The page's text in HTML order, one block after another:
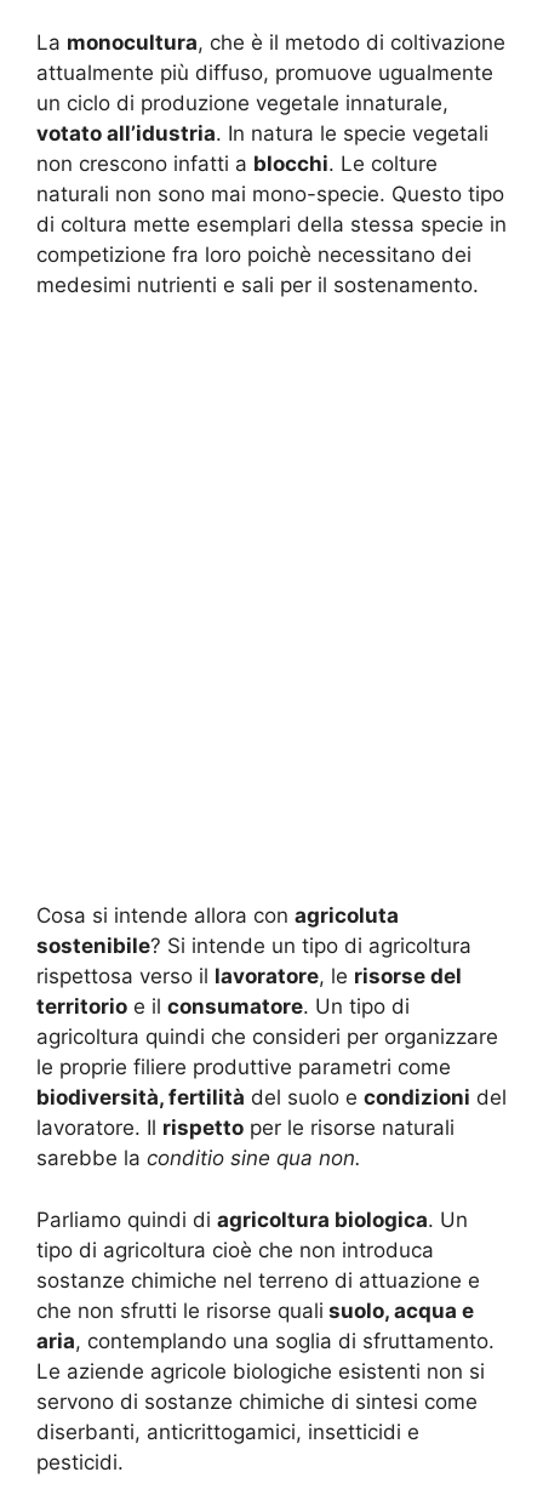
La monocultura, che è il metodo di coltivazione
attualmente più diffuso, promuove ugualmente
un ciclo di produzione vegetale innaturale,
votato all’idustria. In natura le specie vegetali
non crescono infatti a blocchi. Le colture
naturali non sono mai mono-specie. Questo tipo
di coltura mette esemplari della stessa specie in
competizione fra loro poichè necessitano dei
medesimi nutrienti e sali per il sostenamento.
Cosa si intende allora con agricoluta
sostenibile? Si intende un tipo di agricoltura
rispettosa verso il lavoratore, le risorse del
territorio e il consumatore. Un tipo di
agricoltura quindi che consideri per organizzare
le proprie filiere produttive parametri come
biodiversità, fertilità del suolo e condizioni del
lavoratore. Il rispetto per le risorse naturali
sarebbe la conditio sine qua non.
Parliamo quindi di agricoltura biologica. Un
tipo di agricoltura cioè che non introduca
sostanze chimiche nel terreno di attuazione e
che non sfrutti le risorse quali suolo, acqua e
aria, contemplando una soglia di sfruttamento.
Le aziende agricole biologiche esistenti non si
servono di sostanze chimiche di sintesi come
diserbanti, anticrittogamici, insetticidi e
pesticidi.